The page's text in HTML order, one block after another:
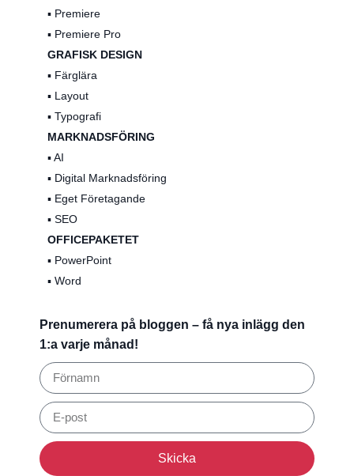
▪️ Premiere
▪️ Premiere Pro
GRAFISK DESIGN
▪️ Färglära
▪️ Layout
▪️ Typografi
MARKNADSFÖRING
▪️ AI
▪️ Digital Marknadsföring
▪️ Eget Företagande
▪️ SEO
OFFICEPAKETET
▪️ PowerPoint
▪️ Word
Prenumerera på bloggen – få nya inlägg den
1:a varje månad!
Skicka